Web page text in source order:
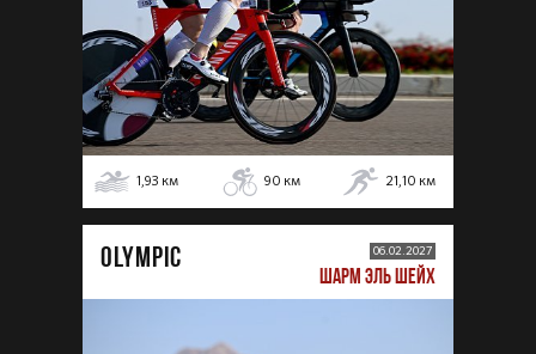
1,93 км 90 км 21,10 км
OLYMPIC 06.02.2027
ШАРМ ЭЛЬ ШЕЙХ